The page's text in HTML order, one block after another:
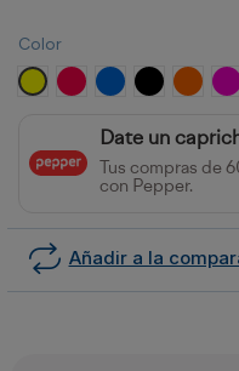
Color
AmarilloMagentaCyan Negro
Date un
Tus compras de
con Pepper.
Añadir a la